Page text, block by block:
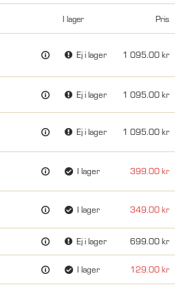
I lager Pris
Ej i lager 1 095.00
Ej i lager 1 095.00
Ej i lager 1 095.00
I lager 399.00
I lager 349.00
Ej i lager 699.00
I lager 129.00